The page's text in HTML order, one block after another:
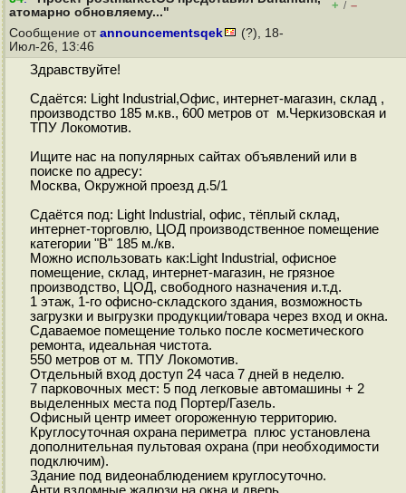
атомарно обновляему..."
+ / –
Сообщение от announcementsqek
(?), 18-
Июл-26, 13:46
Здравствуйте!
Сдаётся: Light Industrial,Офис, интернет-магазин, склад ,
производство 185 м.кв., 600 метров от м.Черкизовская и
ТПУ Локомотив.
Ищите нас на популярных сайтах объявлений или в
поиске по адресу:
Москва, Окружной проезд д.5/1
Сдаётся под: Light Industrial, офис, тёплый склад,
интернет-торговлю, ЦОД производственное помещение
категории "В" 185 м./кв.
Можно использовать как:Light Industrial, офисное
помещение, склад, интернет-магазин, не грязное
производство, ЦОД, свободного назначения и.т.д.
1 этаж, 1-го офисно-складского здания, возможность
загрузки и выгрузки продукции/товара через вход и окна.
Сдаваемое помещение только после косметического
ремонта, идеальная чистота.
550 метров от м. ТПУ Локомотив.
Отдельный вход доступ 24 часа 7 дней в неделю.
7 парковочных мест: 5 под легковые автомашины + 2
выделенных места под Портер/Газель.
Офисный центр имеет огороженную территорию.
Круглосуточная охрана периметра плюс установлена
дополнительная пультовая охрана (при необходимости
подключим).
Здание под видеонаблюдением круглосуточно.